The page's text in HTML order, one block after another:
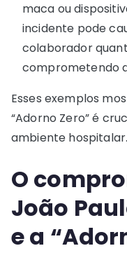
maca ou
incidente pode
colaborador
comprometendo
Esses exemplos
“Adorno Zero” é
ambiente hospitalar.
O
João
e a